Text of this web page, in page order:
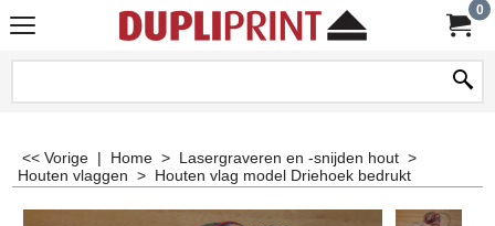
0
<< Vorige | Home > Lasergraveren en -snijden hout >
Houten vlaggen > Houten vlag model Driehoek bedrukt